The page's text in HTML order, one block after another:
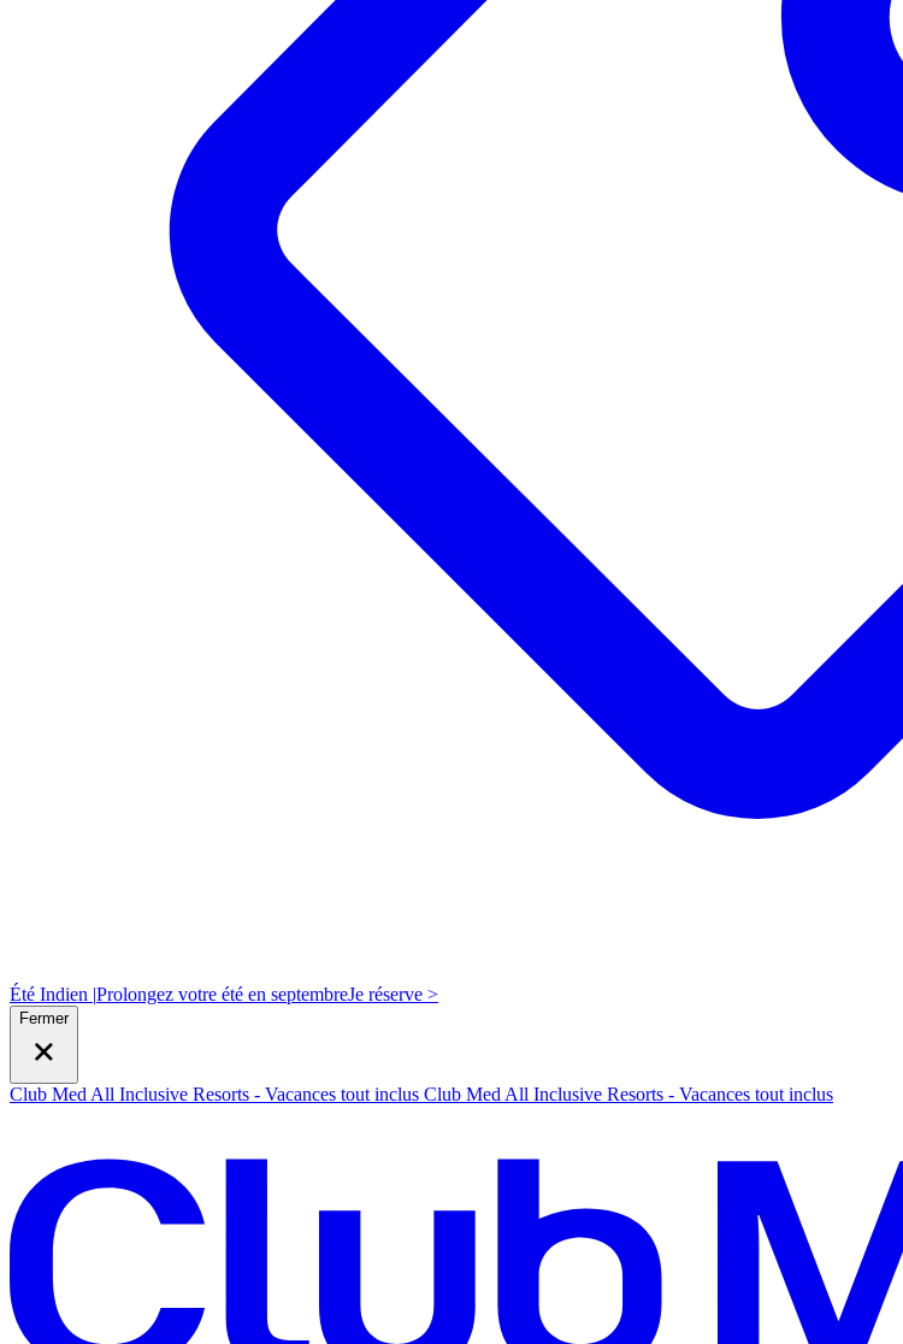
Été Indien |Prolongez votre été en septembreJe réserve >
Fermer
Club Med All Inclusive Resorts - Vacances tout inclus Club Med All Inclusive Resorts - Vacances tout inclus